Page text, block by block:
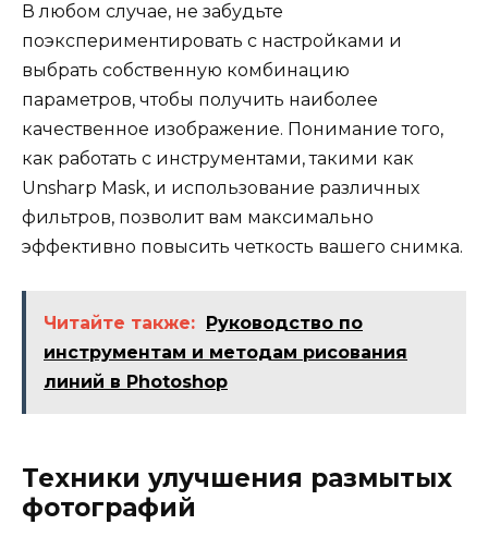
В любом случае, не забудьте
поэкспериментировать с настройками и
выбрать собственную комбинацию
параметров, чтобы получить наиболее
качественное изображение. Понимание того,
как работать с инструментами, такими как
Unsharp Mask, и использование различных
фильтров, позволит вам максимально
эффективно повысить четкость вашего снимка.
Читайте также:
Руководство по
инструментам и методам рисования
линий в Photoshop
Техники улучшения размытых
фотографий